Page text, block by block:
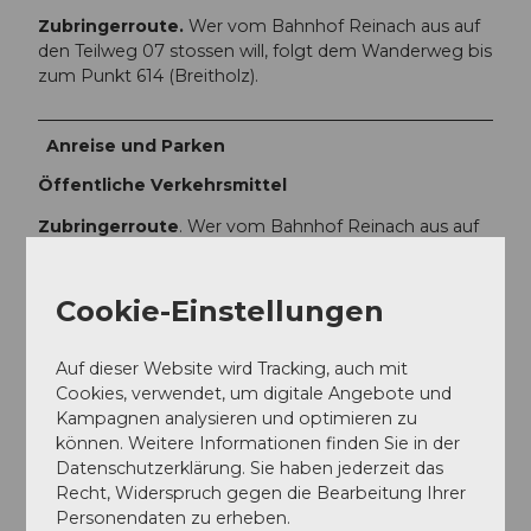
Zubringerroute. Wer vom Bahnhof Reinach aus auf
den Teilweg 07 stossen will, folgt dem Wanderweg bis
zum Punkt 614 (Breitholz).
Anreise und Parken
Öffentliche Verkehrsmittel
Zubringerroute. Wer vom Bahnhof Reinach aus auf
Thomas Bachmann
Organisation
aargauSüd impuls
Cookie-Einstellungen
Auf dieser Website wird Tracking, auch mit
Cookies, verwendet, um digitale Angebote und
Kampagnen analysieren und optimieren zu
können. Weitere Informationen finden Sie in der
Datenschutzerklärung. Sie haben jederzeit das
Recht, Widerspruch gegen die Bearbeitung Ihrer
Personendaten zu erheben.